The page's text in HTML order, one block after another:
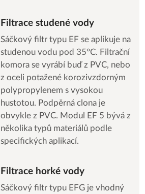
Filtrace studené vody
Sáčkový filtr typu EF se aplikuje na
studenou vodu pod 35°C. Filtrační
komora se vyrábí buď z PVC, nebo
z oceli potažené korozivzdorným
polypropylenem s vysokou
hustotou. Podpěrná clona je
obvykle z PVC. Modul EF 5 bývá z
několika typů materiálů podle
specifických aplikací.
Filtrace horké vody
Sáčkový filtr typu EFG je vhodný